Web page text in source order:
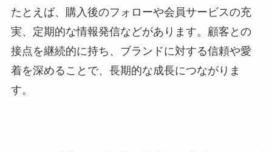
たとえば、購入後のフォローや会員サービスの充
実、定期的な情報発信などがあります。顧客との
接点を継続的に持ち、ブランドに対する信頼や愛
着を深めることで、長期的な成長につながりま
す。